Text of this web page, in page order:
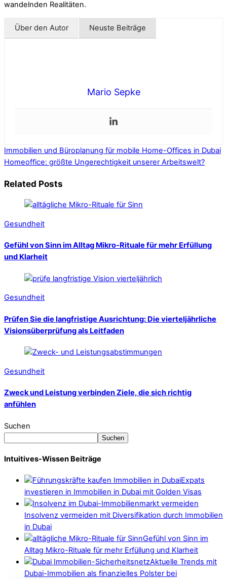
wandelnden Realitäten.
Über den Autor Neuste Beiträge
Mario Sepke
Immobilien und Büroplanung für mobile Home-Offices in Dubai
Homeoffice: größte Ungerechtigkeit unserer Arbeitswelt?
Related Posts
Gesundheit
Gefühl von Sinn im Alltag Mikro-Rituale für mehr Erfüllung
und Klarheit
Gesundheit
Prüfen Sie die langfristige Ausrichtung: Die vierteljährliche
Visionsüberprüfung als Leitfaden
Gesundheit
Zweck und Leistung verbinden Ziele, die sich richtig
anfühlen
Suchen
Suchen
Intuitives-Wissen Beiträge
Expats
investieren in Immobilien in Dubai mit Golden Visas
Insolvenz vermeiden mit Diversifikation durch Immobilien
in Dubai
Gefühl von Sinn im
Alltag Mikro-Rituale für mehr Erfüllung und Klarheit
Aktuelle Trends mit
Dubai-Immobilien als finanzielles Polster bei